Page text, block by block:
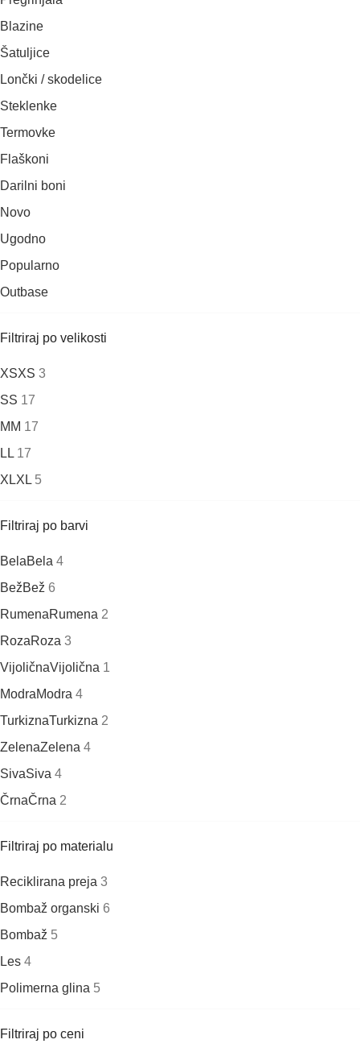
Blazine
Šatuljice
Lončki / skodelice
Steklenke
Termovke
Flaškoni
Darilni boni
Novo
Ugodno
Popularno
Outbase
Filtriraj po velikosti
XSXS 3
SS 17
M M 17
L L 17
XLXL 5
Filtriraj po barvi
BelaBela 4
BežBež 6
RumenaRumena 2
RozaRoza 3
VijoličnaVijolična 1
ModraModra 4
TurkiznaTurkizna 2
ZelenaZelena 4
SivaSiva 4
ČrnaČrna 2
Filtriraj po materialu
Reciklirana preja 3
Bombaž organski 6
Bombaž 5
Les 4
Polimerna glina 5
Filtriraj po ceni